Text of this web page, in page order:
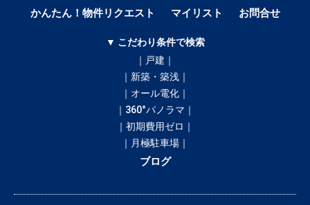
かんたん！物件リクエスト
マイリスト お問合せ
▼ こだわり条件で検索
｜戸建｜
｜新築・築浅｜
｜オール電化｜
｜360°パノラマ｜
｜初期費用ゼロ｜
｜月極駐車場｜
ブログ